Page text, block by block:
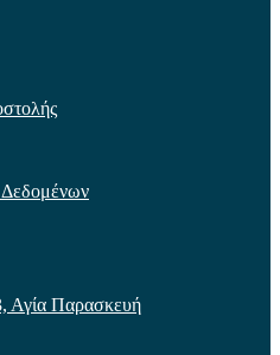
Αγία Παρασκευή